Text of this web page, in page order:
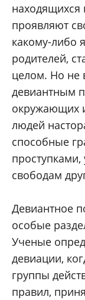
находящихся
проявляют
какому-либо
родителей,
целом. Но не
девиантным
окружающих
людей
способные
свободам
Девиантное
особые
Ученые
девиации,
группы
правил,